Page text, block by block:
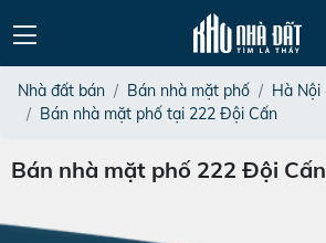
Nhà đất bán Bán nhà mặt phố Hà Nội
Bán nhà mặt phố tại 222 Đội Cấn
Bán nhà mặt phố 222 Đội Cấn